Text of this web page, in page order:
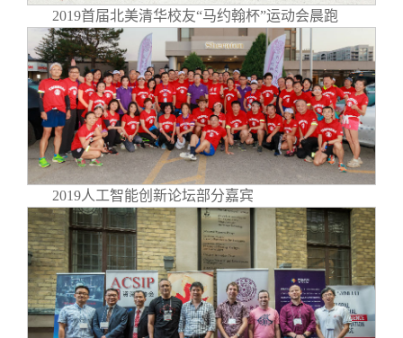
2019首届北美清华校友“马约翰杯”运动会晨跑
2019人工智能创新论坛部分嘉宾